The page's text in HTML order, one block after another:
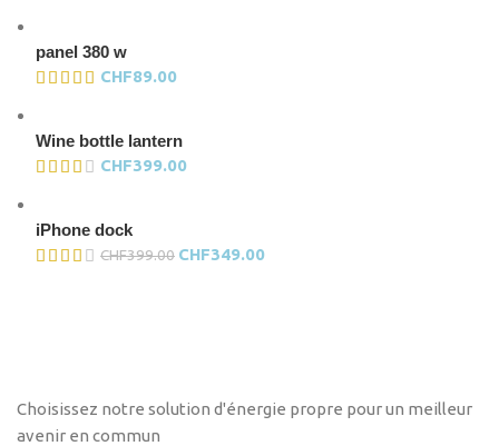
panel 380 w
CHF89.00
Wine bottle lantern
CHF399.00
iPhone dock
CHF399.00 CHF349.00
Choisissez notre solution d'énergie propre pour un meilleur
avenir en commun